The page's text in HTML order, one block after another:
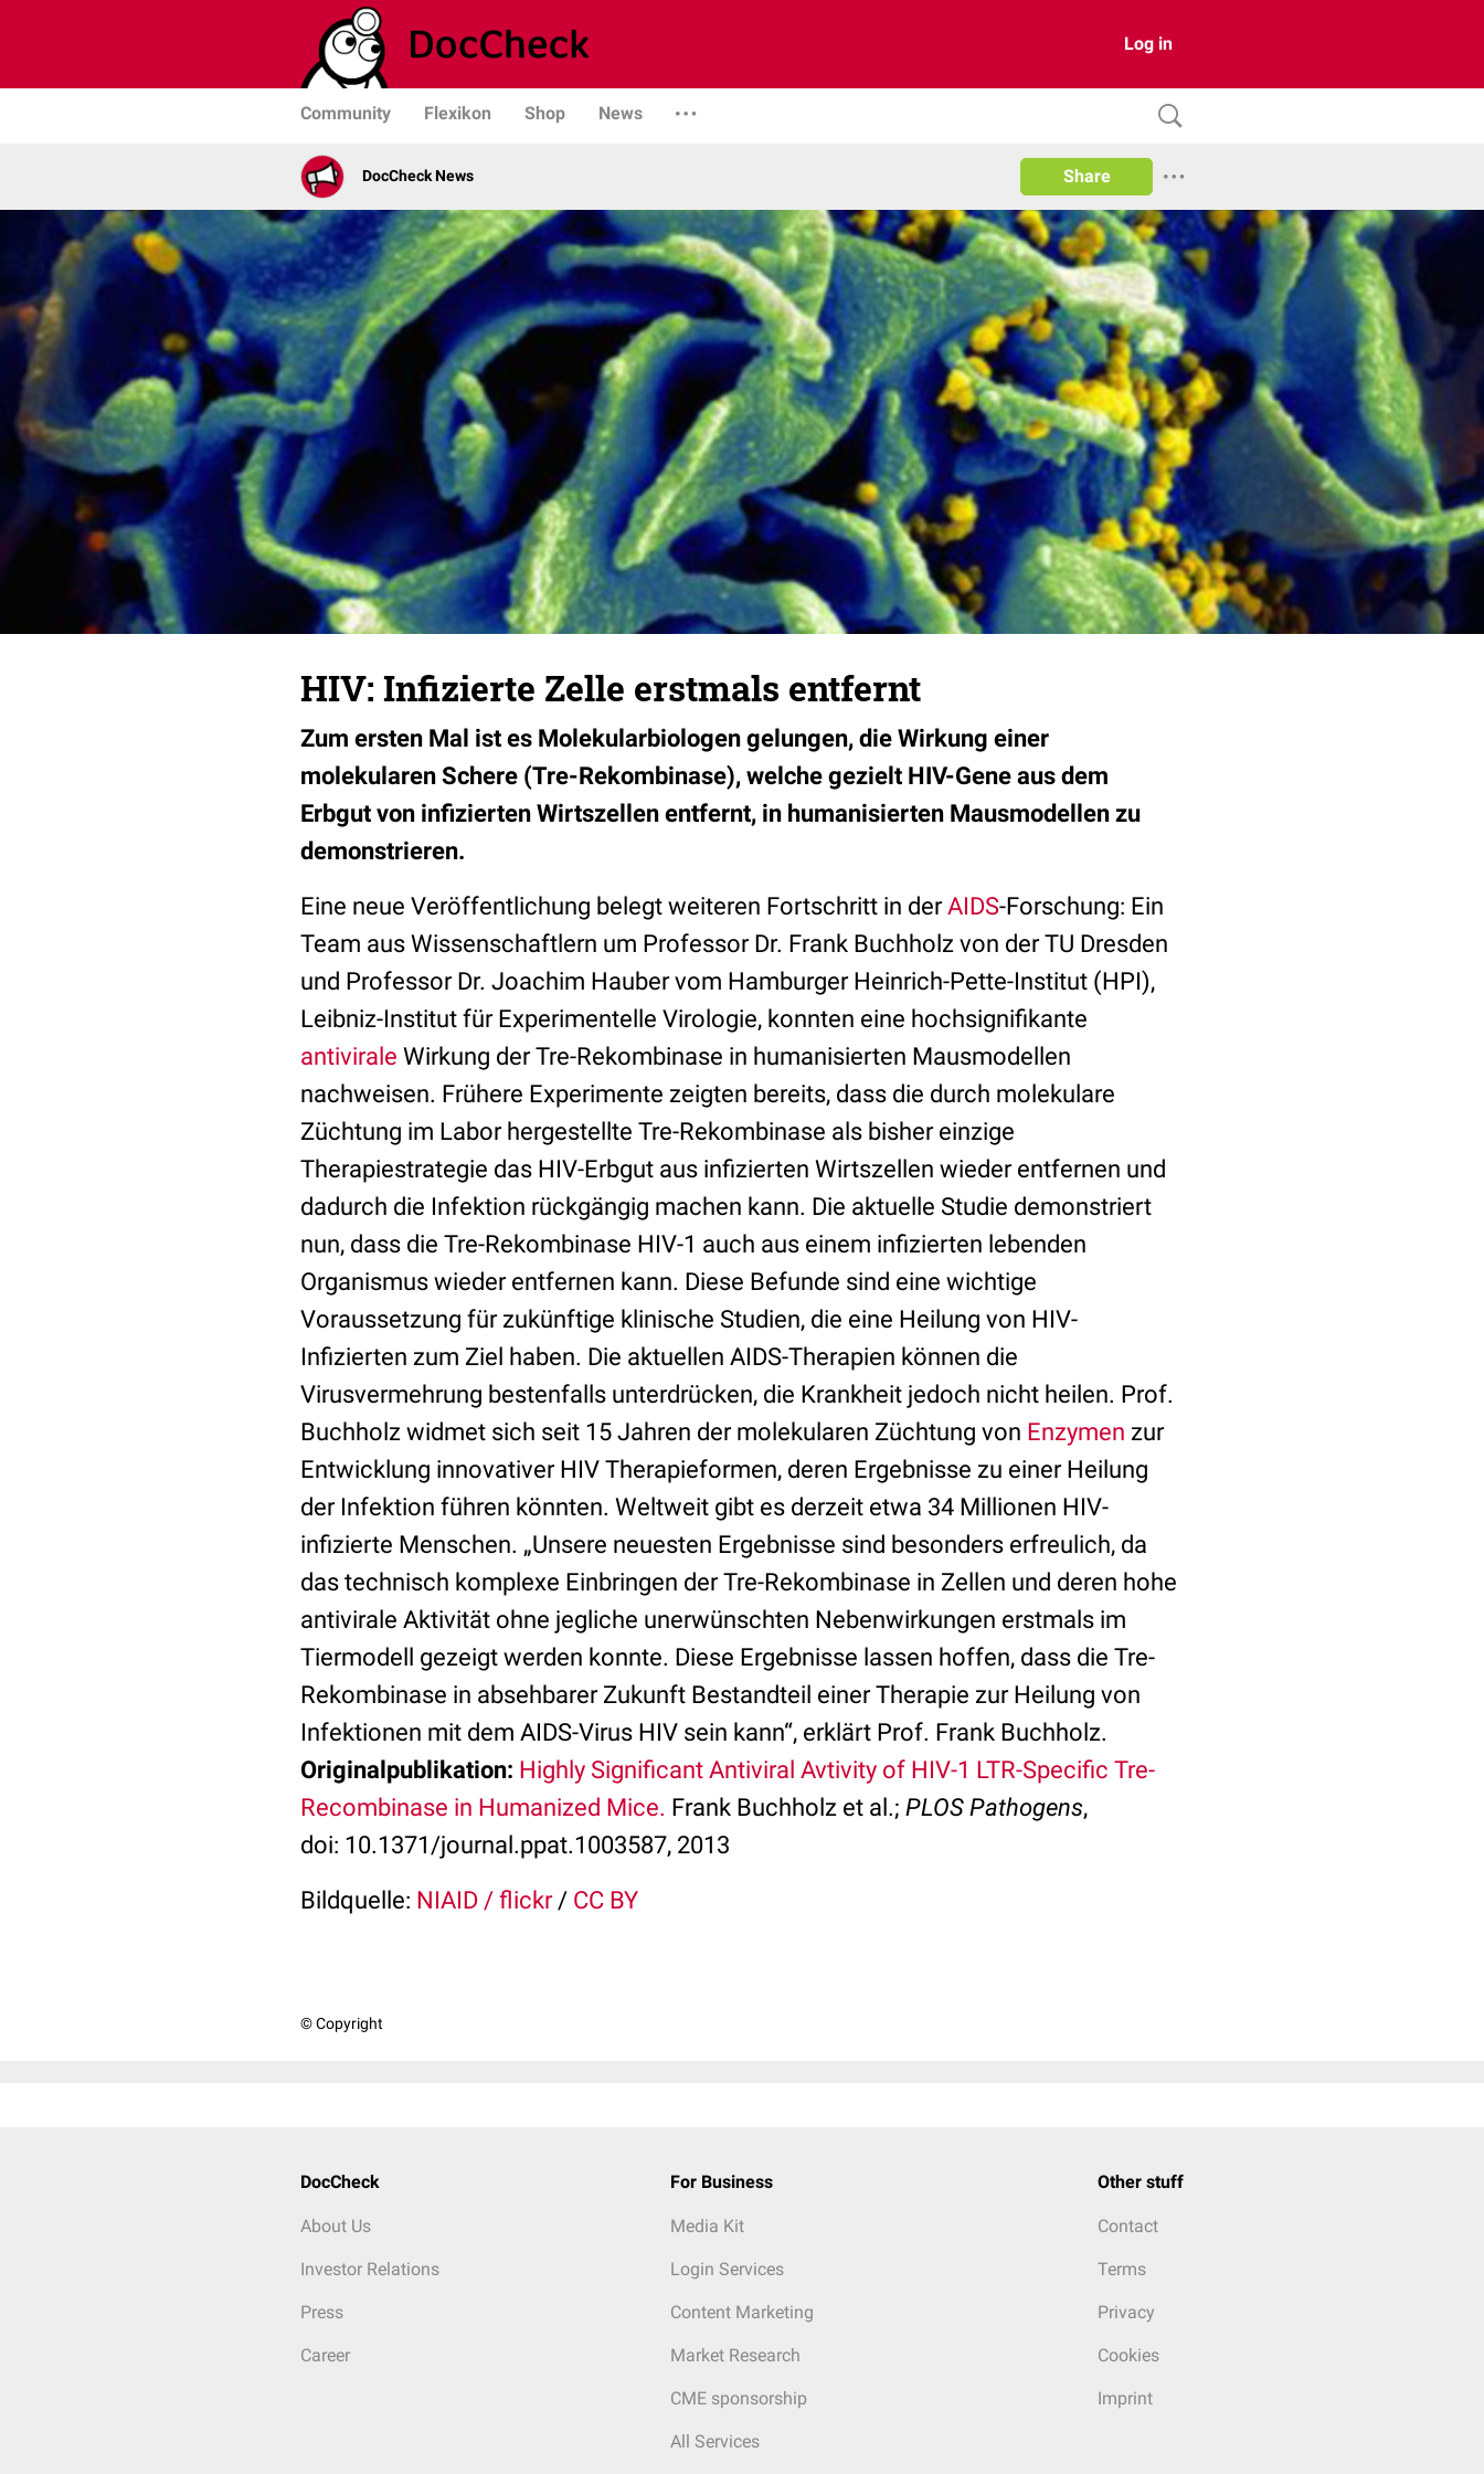
Log in
Community Flexikon Shop News
DocCheck News Share
HIV: Infizierte Zelle erstmals entfernt
Zum ersten Mal ist es Molekularbiologen gelungen, die Wirkung einer
molekularen Schere (Tre-Rekombinase), welche gezielt HIV-Gene aus dem
Erbgut von infizierten Wirtszellen entfernt, in humanisierten Mausmodellen zu
demonstrieren.
Eine neue Veröffentlichung belegt weiteren Fortschritt in derAIDS-Forschung: Ein
Team aus Wissenschaftlern um Professor Dr. Frank Buchholz von der TU Dresden
und Professor Dr. Joachim Hauber vom Hamburger Heinrich-Pette-Institut (HPI),
Leibniz-Institut für Experimentelle Virologie, konnten eine hochsignifikante
antivirale Wirkung der Tre-Rekombinase in humanisierten Mausmodellen
nachweisen. Frühere Experimente zeigten bereits, dass die durch molekulare
Züchtung im Labor hergestellte Tre-Rekombinase als bisher einzige
Therapiestrategie das HIV-Erbgut aus infizierten Wirtszellen wieder entfernen und
dadurch die Infektion rückgängig machen kann. Die aktuelle Studie demonstriert
nun, dass die Tre-Rekombinase HIV-1 auch aus einem infizierten lebenden
Organismus wieder entfernen kann. Diese Befunde sind eine wichtige
Voraussetzung für zukünftige klinische Studien, die eine Heilung von HIV-
Infizierten zum Ziel haben. Die aktuellen AIDS-Therapien können die
Virusvermehrung bestenfalls unterdrücken, die Krankheit jedoch nicht heilen. Prof.
Buchholz widmet sich seit 15 Jahren der molekularen Züchtung von Enzymen zur
Entwicklung innovativer HIV Therapieformen, deren Ergebnisse zu einer Heilung
der Infektion führen könnten. Weltweit gibt es derzeit etwa 34 Millionen HIV-
infizierte Menschen. „Unsere neuesten Ergebnisse sind besonders erfreulich, da
das technisch komplexe Einbringen der Tre-Rekombinase in Zellen und deren hohe
antivirale Aktivität ohne jegliche unerwünschten Nebenwirkungen erstmals im
Tiermodell gezeigt werden konnte. Diese Ergebnisse lassen hoffen, dass die Tre-
Rekombinase in absehbarer Zukunft Bestandteil einer Therapie zur Heilung von
Infektionen mit dem AIDS-Virus HIV sein kann“, erklärt Prof. Frank Buchholz.
Originalpublikation: Highly Significant Antiviral Avtivity of HIV-1 LTR-Specific Tre-
Recombinase in Humanized Mice. Frank Buchholz et al.; PLOS Pathogens,
doi: 10.1371/journal.ppat.1003587, 2013
Bildquelle: NIAID / flickr/ CC BY
© Copyright
DocCheck
About Us
Investor Relations
Press
Career
For Business
Media Kit
Login Services
Content Marketing
Market Research
CME sponsorship
All Services
Other stuff
Contact
Terms
Privacy
Cookies
Imprint